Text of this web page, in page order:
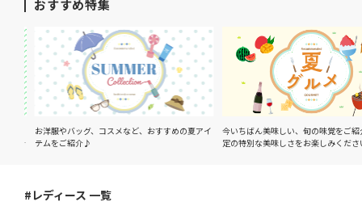
おすすめ特集
お洋服やバッグ、コスメなど、おすすめの夏アイ
テムをご紹介♪
今いちばん美味しい、旬の味覚をご紹介
定の特別な美味しさをお楽しみくださ
#レディース 一覧